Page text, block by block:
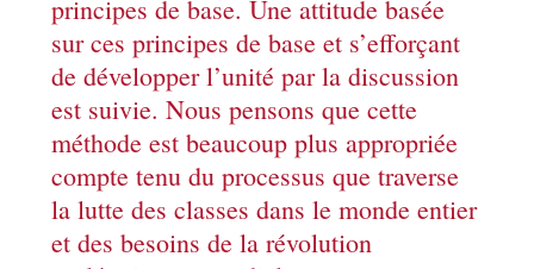
principes de base. Une attitude basée
sur ces principes de base et s’efforçant
de développer l’unité par la discussion
est suivie. Nous pensons que cette
méthode est beaucoup plus appropriée
compte tenu du processus que traverse
la lutte des classes dans le monde entier
et des besoins de la révolution